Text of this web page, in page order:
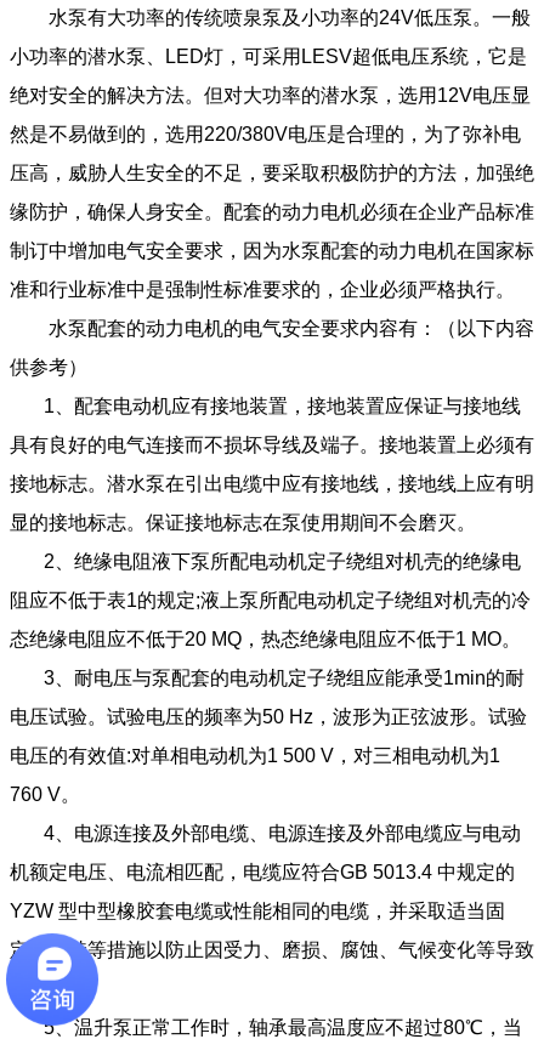
水泵有大功率的传统喷泉泵及小功率的24V低压泵。一般
小功率的潜水泵、LED灯，可采用LESV超低电压系统，它是
绝对安全的解决方法。但对大功率的潜水泵，选用12V电压显
然是不易做到的，选用220/380V电压是合理的，为了弥补电
压高，威胁人生安全的不足，要采取积极防护的方法，加强绝
缘防护，确保人身安全。配套的动力电机必须在企业产品标准
制订中增加电气安全要求，因为水泵配套的动力电机在国家标
准和行业标准中是强制性标准要求的，企业必须严格执行。
水泵配套的动力电机的电气安全要求内容有：（以下内容
供参考）
1、配套电动机应有接地装置，接地装置应保证与接地线
具有良好的电气连接而不损坏导线及端子。接地装置上必须有
接地标志。潜水泵在引出电缆中应有接地线，接地线上应有明
显的接地标志。保证接地标志在泵使用期间不会磨灭。
2、绝缘电阻液下泵所配电动机定子绕组对机壳的绝缘电
阻应不低于表1的规定;液上泵所配电动机定子绕组对机壳的冷
态绝缘电阻应不低于20 MQ，热态绝缘电阻应不低于1 MO。
3、耐电压与泵配套的电动机定子绕组应能承受1min的耐
电压试验。试验电压的频率为50 Hz，波形为正弦波形。试验
电压的有效值:对单相电动机为1 500 V，对三相电动机为1
760 V。
4、电源连接及外部电缆、电源连接及外部电缆应与电动
机额定电压、电流相匹配，电缆应符合GB 5013.4 中规定的
YZW 型中型橡胶套电缆或性能相同的电缆，并采取适当固
定、夹持等措施以防止因受力、磨损、腐蚀、气候变化等导致
危险事故。
5、温升泵正常工作时，轴承最高温度应不超过80℃，当